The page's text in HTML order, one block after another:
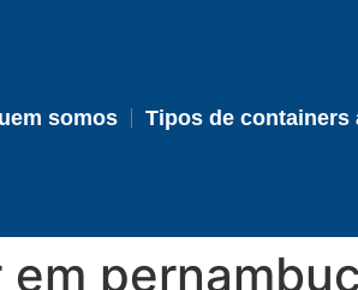
somos Tipos de containers